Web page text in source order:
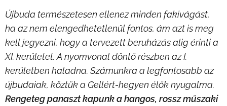
Újbuda természetesen ellenez minden fakivágást,
ha az nem elengedhetetlenül fontos, ám azt is meg
kell jegyezni, hogy a tervezett beruházás alig érinti a
XI. kerületet. A nyomvonal döntő részben az I.
kerületben haladna. Számunkra a legfontosabb az
újbudaiak, köztük a Gellért-hegyen élők nyugalma.
Rengeteg panaszt kapunk a hangos, rossz műszaki